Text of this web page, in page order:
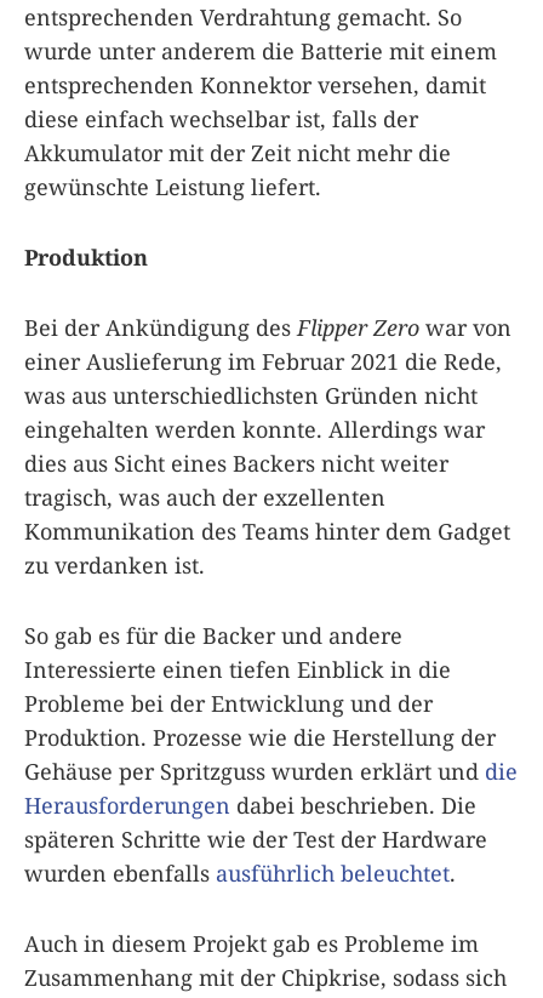
entsprechenden Verdrahtung gemacht. So
wurde unter anderem die Batterie mit einem
entsprechenden Konnektor versehen, damit
diese einfach wechselbar ist, falls der
Akkumulator mit der Zeit nicht mehr die
gewünschte Leistung liefert.
Produktion
Bei der Ankündigung desFlipper Zero war von
einer Auslieferung im Februar 2021 die Rede,
was aus unterschiedlichsten Gründen nicht
eingehalten werden konnte. Allerdings war
dies aus Sicht eines Backers nicht weiter
tragisch, was auch der exzellenten
Kommunikation des Teams hinter dem Gadget
zu verdanken ist.
So gab es für die Backer und andere
Interessierte einen tiefen Einblick in die
Probleme bei der Entwicklung und der
Produktion. Prozesse wie die Herstellung der
Gehäuse per Spritzguss wurden erklärt und die
Herausforderungen dabei beschrieben. Die
späteren Schritte wie der Test der Hardware
wurden ebenfalls ausführlich beleuchtet.
Auch in diesem Projekt gab es Probleme im
Zusammenhang mit der Chipkrise, sodass sich